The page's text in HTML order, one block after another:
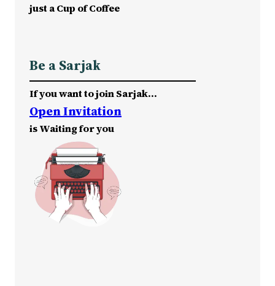
just a Cup of Coffee
Be a Sarjak
If you want to join Sarjak…
Open Invitation
is Waiting for you